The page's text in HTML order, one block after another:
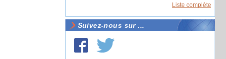
Liste complète
Suivez-nous sur ...